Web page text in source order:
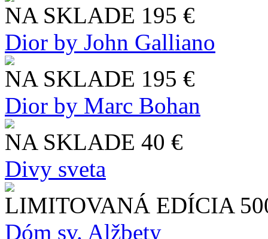
NA SKLADE 195 €
Dior by John Galliano
NA SKLADE 195 €
Dior by Marc Bohan
NA SKLADE 40 €
Divy sveta
LIMITOVANÁ EDÍCIA
Dóm sv. Alžbety